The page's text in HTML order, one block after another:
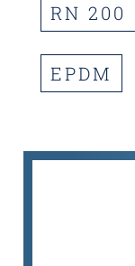
RN 200
EPDM